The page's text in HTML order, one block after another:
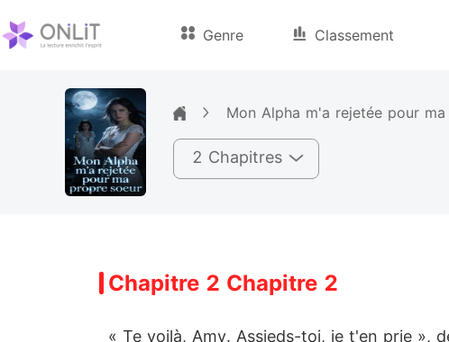
Genre Classement
Mon Alpha m'a rejetée pour
2 Chapitres
Chapitre 2 Chapitre 2
« Te voilà, Amy. Assieds-toi, je t'en prie »,